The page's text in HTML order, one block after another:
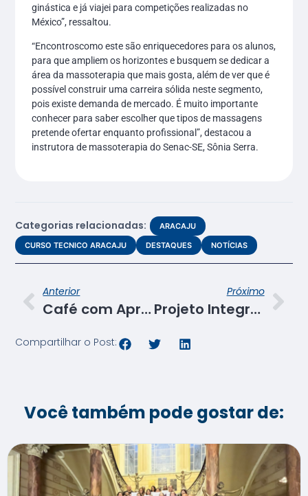
ginástica e já viajei para competições realizadas no
México”, ressaltou.
“Encontroscomo este são enriquecedores para os alunos,
para que ampliem os horizontes e busquem se dedicar a
área da massoterapia que mais gosta, além de ver que é
possível construir uma carreira sólida neste segmento,
pois existe demanda de mercado. É muito importante
conhecer para saber escolher que tipos de massagens
pretende ofertar enquanto profissional”, destacou a
instrutora de massoterapia do Senac-SE, Sônia Serra.
Categorias relacionadas:
ARACAJU
CURSO TECNICO ARACAJU
DESTAQUES NOTÍCIAS
Anterior
Café com Aprendizagem destaca o alcance social do Jovem Aprendiz
Próximo
Projeto Integrador “Coragem de ser mulher” apresenta exposição de Moda no Shopping Riomar
Compartilhar o Post:
Você também pode gostar de: